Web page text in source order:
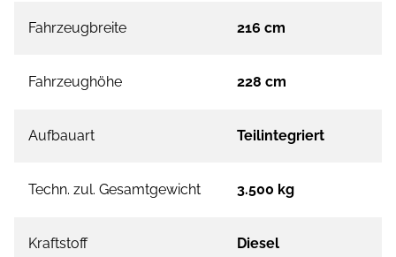
Fahrzeugbreite 216 cm
Fahrzeughöhe 228 cm
Aufbauart Teilintegriert
Techn. zul. Gesamtgewicht 3.500 kg
Kraftstoff Diesel